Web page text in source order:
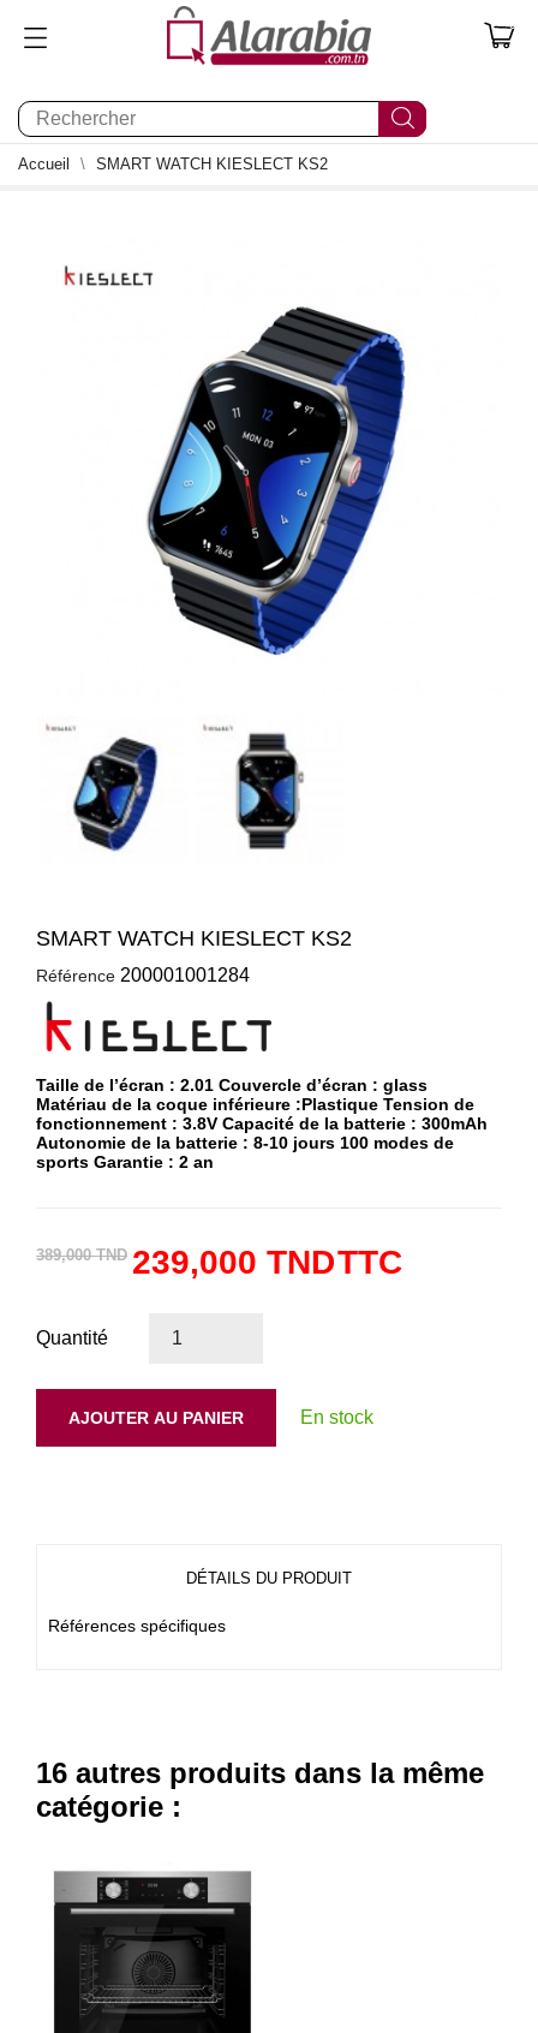
0
Accueil SMART WATCH KIESLECT KS2
SMART WATCH KIESLECT KS2
Référence 200001001284
Taille de l’écran : 2.01 Couvercle d’écran : glass
Matériau de la coque inférieure :Plastique Tension de
fonctionnement : 3.8V Capacité de la batterie : 300mAh
Autonomie de la batterie : 8-10 jours 100 modes de
sports Garantie : 2 an
389,000 TND 239,000 TNDTTC
Quantité
AJOUTER AU PANIER En stock
DÉTAILS DU PRODUIT
Références spécifiques
16 autres produits dans la même
catégorie :